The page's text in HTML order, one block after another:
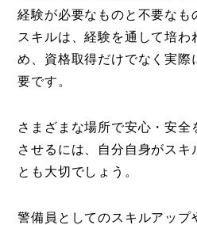
経験が必要なものと不要なも
スキルは、経験を通して培わ
め、資格取得だけでなく実際
要です。
さまざまな場所で安心・安全
させるには、自分自身がスキ
とも大切でしょう。
警備員としてのスキルアップ